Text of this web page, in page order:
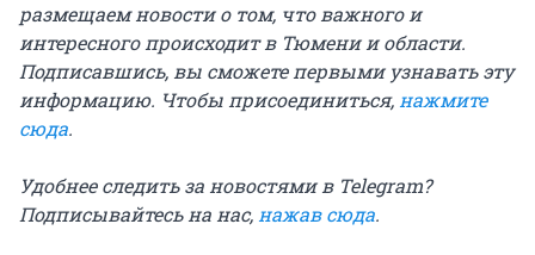
размещаем новости о том, что важного и
интересного происходит в Тюмени и области.
Подписавшись, вы сможете первыми узнавать эту
информацию. Чтобы присоединиться,нажмите
сюда.
Удобнее следить за новостями в Telegram?
Подписывайтесь на нас,нажав сюда.